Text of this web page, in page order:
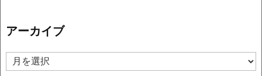
ー
アーカイブ
ア
ー